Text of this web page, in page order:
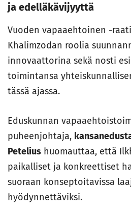
ja edelläkävijyyttä
Vuoden vapaaehtoinen -
Khalimzodan roolia
innovaattorina sekä nosti
toimintansa
tässä ajassa.
Eduskunnan
puheenjohtaja,
Petelius huomauttaa, että
paikalliset ja konkreettiset
suoraan konseptoitavissa
hyödynnettäviksi.